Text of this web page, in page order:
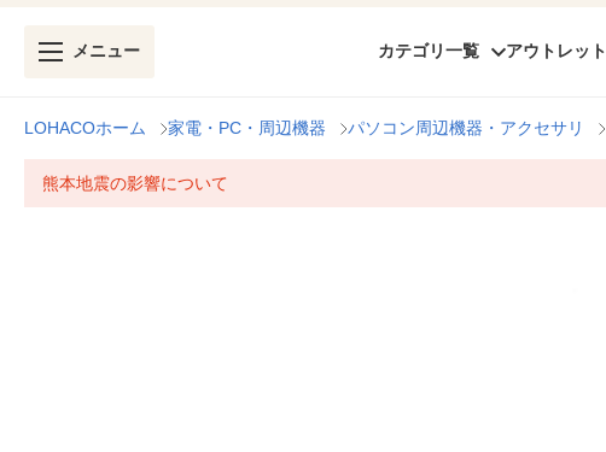
メニュー カテゴリ一覧 アウトレット
LOHACOホーム 家電・PC・周辺機器 パソコン周辺機器・アクセサリ
熊本地震の影響について